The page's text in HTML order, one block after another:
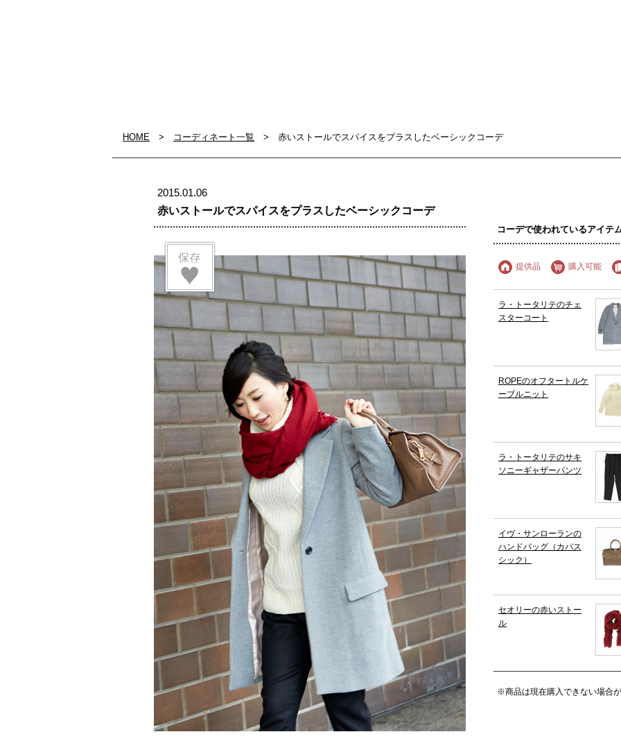
HOME > コーディネート一覧 > 赤いストールでスパイスをプラスしたベーシックコーデ
2015.01.06
赤いストールでスパイスをプラスしたベーシックコーデ
コーデで使われているアイテ
提供品 購入可能
ラ・トータリテのチェ
スターコート
ROPEのオフタートルケ
ーブルニット
ラ・トータリテのサキ
ソニーギャザーパンツ
イヴ・サンローランの
ハンドバッグ（カバス
シック）
セオリーの赤いストー
ル
※商品は現在購入できない場合